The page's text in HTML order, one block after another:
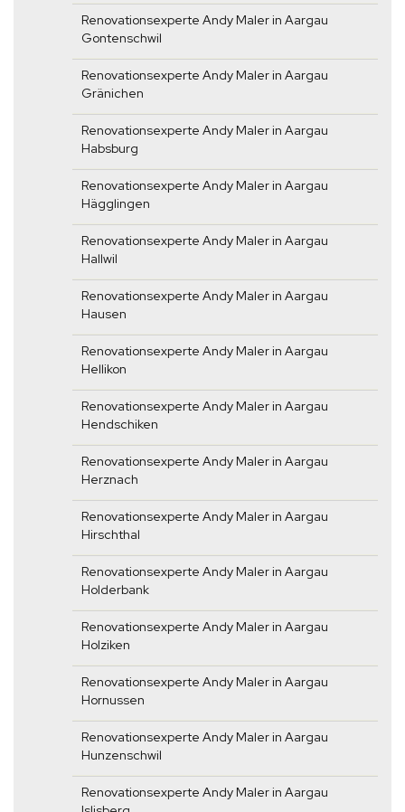
Renovationsexperte Andy Maler in Aargau
Gontenschwil
Renovationsexperte Andy Maler in Aargau
Gränichen
Renovationsexperte Andy Maler in Aargau
Habsburg
Renovationsexperte Andy Maler in Aargau
Hägglingen
Renovationsexperte Andy Maler in Aargau
Hallwil
Renovationsexperte Andy Maler in Aargau
Hausen
Renovationsexperte Andy Maler in Aargau
Hellikon
Renovationsexperte Andy Maler in Aargau
Hendschiken
Renovationsexperte Andy Maler in Aargau
Herznach
Renovationsexperte Andy Maler in Aargau
Hirschthal
Renovationsexperte Andy Maler in Aargau
Holderbank
Renovationsexperte Andy Maler in Aargau
Holziken
Renovationsexperte Andy Maler in Aargau
Hornussen
Renovationsexperte Andy Maler in Aargau
Hunzenschwil
Renovationsexperte Andy Maler in Aargau